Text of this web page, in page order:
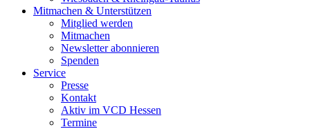
Mitmachen & Unterstützen
Mitglied werden
Mitmachen
Newsletter abonnieren
Spenden
Service
Presse
Kontakt
Aktiv im VCD Hessen
Termine